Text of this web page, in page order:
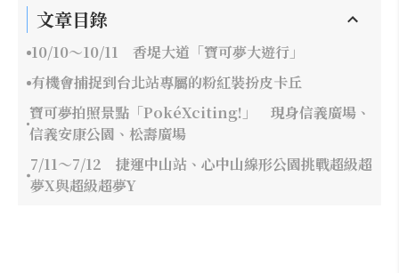
文章目錄
10/10～10/11 香堤大道「寶可夢大遊行」
有機會捕捉到台北站專屬的粉紅裝扮皮卡丘
寶可夢拍照景點「PokéXciting!」 現身信義廣場、
信義安康公園、松壽廣場
7/11～7/12 捷運中山站、心中山線形公園挑戰超級超
夢X與超級超夢Y